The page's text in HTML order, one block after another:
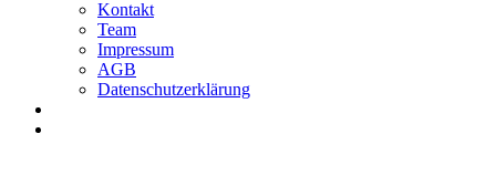
Kontakt
Team
Impressum
AGB
Datenschutzerklärung